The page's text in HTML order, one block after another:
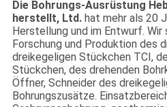
Die Bohrungs-Ausrüstung
herstellt, Ltd.hat mehr als 20
Herstellung und im Entwurf. Wir
Forschung und Produktion des
dreikegeligen Stückchen TCI,
Stückchen, des drehenden
Öffner, Schneider des
Bohrungszusätze.